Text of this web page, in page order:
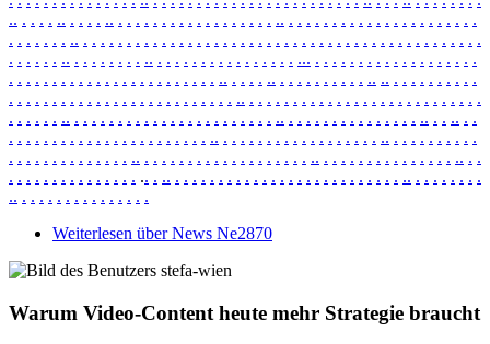
.. . . . . .. . . . . .. . . . . . . . . . . . . . . . . . . .. . . . . . . . . . . . . . . . . . . . . . .
. . . . . . . .. . . . . . . . . . . . . . . . . . . . . . . . . . . . . . . . . . . . . . . . . . . . . . .
. . . . . . .. . . . . . . . . .. . . . . . . . . . . . . . . . . ... . . . . . . . . . . . . . . . . . . .
. . . . . . . . . . . . . . . . . . . . . . . . .. . . . . .. . . . . . . . . . . .. .. . . . . . . . . . .
. . . . . . . . . . . . . . . . . . . . . . . . . . .. . . . . . . . . . . . . . . . . . . . . . . . . . . .
. . . . . . .. . . . . . . . . . . . . . . . . . . . . . . . .. . . . . . . . . . . . . . . . .. . . .. . .
. . . . . . . . . . . . . . . . . . . . . . . .. . . . . . . . . . . . . . . . . . . .. . . . . . . . . . .
. . . . . . . . . . . . . . .. . . . . . . . . . . . . . . . . . . . .. . . . . . . . . . . . . . . . .. . .
. . . . . . . . . . . . . . . .. . .. . . . . . . . . . . . . . . . . . . . . . . . . . . .. . . . . . . . .
.. . . . . . . . . . . . . . . .
Weiterlesen über News Ne2870
Warum Video-Content heute mehr Strategie braucht